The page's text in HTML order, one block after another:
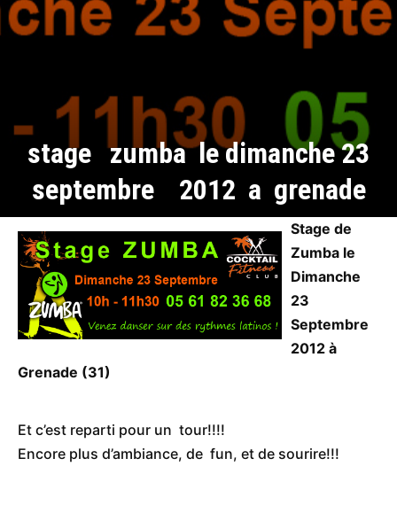
stage zumba le dimanche 23
septembre 2012 a grenade
Stage de
Zumba le
Dimanche
23
Septembre
2012 à
Grenade (31)
Et c’est reparti pour un tour!!!!
Encore plus d’ambiance, de fun, et de sourire!!!